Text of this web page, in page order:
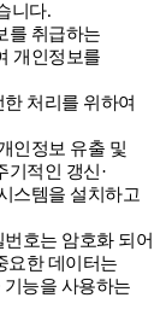
니다.
를 취급하는
개인정보를
처리를 위하여
인정보 유출 및
기적인 갱신·
스템을 설치하고
호는 암호화 되어
요한 데이터는
능을 사용하는